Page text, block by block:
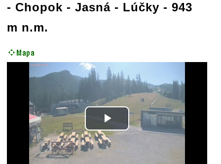
- Chopok - Jasná - Lúčky - 943
m n.m.
Play
Video